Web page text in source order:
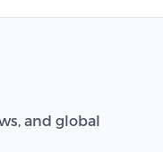
and global